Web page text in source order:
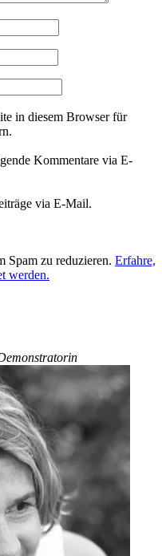
in diesem Browser für
Kommentare via E-
via E-Mail.
Spam zu reduzieren. Erfahre,
werden.